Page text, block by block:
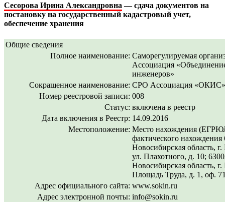
Сесорова Ирина Александровна — сдача документов на
постановку на государственный кадастровый учет,
обеспечение хранения
Общие сведения
Полное наименование: Саморегулируемая
Ассоциация
инженеров»
Сокращенное наименование: СРО Ассоциация «ОКИС»
Номер реестровой записи: 008
Статус: включена в реестр
Дата включения в Реестр: 14.09.2016
Местоположение: Место нахождения
фактического нахождения
Новосибирская область,
ул. Плахотного, д. 10;
Новосибирская область,
Площадь Труда, д. 1, оф.
Адрес официального сайта: www.sokin.ru
Адрес электронной почты: info@sokin.ru